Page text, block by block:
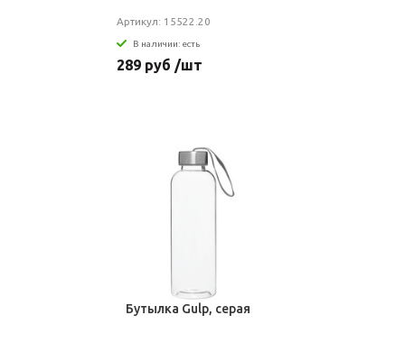
Артикул: 15522.20
В наличии: есть
289 руб /шт
Бутылка Gulp, серая